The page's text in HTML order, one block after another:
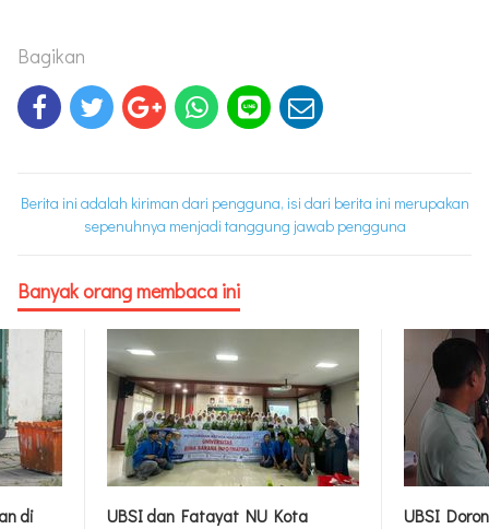
Bagikan
Berita ini adalah kiriman dari pengguna, isi dari berita ini merupakan
sepenuhnya menjadi tanggung jawab pengguna
Banyak orang membaca ini
di
UBSI dan Fatayat NU Kota
UBSI